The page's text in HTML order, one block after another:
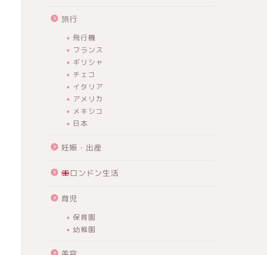
旅行
飛行機
フランス
ギリシャ
チェコ
イタリア
アメリカ
メキシコ
日本
妊娠・出産
ロンドン生活
育児
保育園
幼稚園